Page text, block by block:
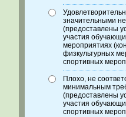
значительными
(предоставлены
участия
мероприятиях
физкультурных
спортивных
Плохо, не
минимальным
(предоставлены
участия
спортивных